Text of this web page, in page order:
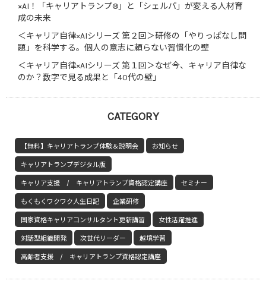
×AI！「キャリアトランプ®」と「シェルパ」が変える人材育
成の未来
＜キャリア自律×AIシリーズ 第２回＞研修の「やりっぱなし問
題」を科学する。個人の意志に頼らない習慣化の壁
＜キャリア自律×AIシリーズ 第１回＞なぜ今、キャリア自律な
のか？数字で見る成果と「40代の壁」
CATEGORY
【無料】キャリアトランプ体験＆説明会 お知らせ
キャリアトランプデジタル版
キャリア支援 / キャリアトランプ資格認定講座 セミナー
もくもくワクワク人生日記 企業研修
国家資格キャリアコンサルタント更新講習 女性活躍推進
対話型組織開発 次世代リーダー 越境学習
高齢者支援 / キャリアトランプ資格認定講座